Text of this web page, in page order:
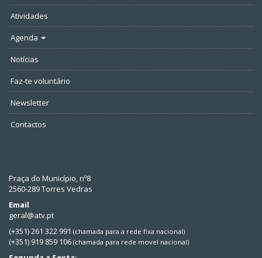
Atividades
Agenda
Notícias
Faz-te voluntário
Newsletter
Contactos
Praça do Município, nº8
2560-289 Torres Vedras
Email
geral@atv.pt
(+351) 261 322 991 (chamada para a rede fixa nacional)
(+351) 919 859 106 (chamada para rede movel nacional)